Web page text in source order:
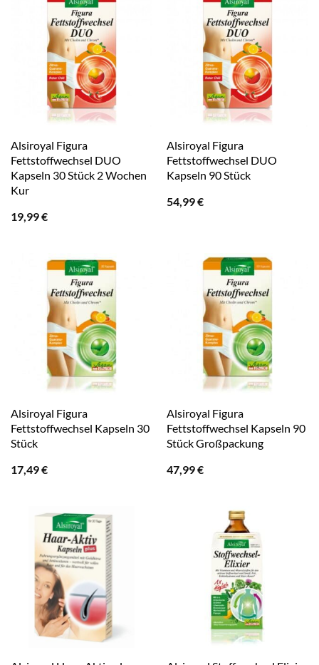
Alsiroyal Figura
Fettstoffwechsel DUO
Kapseln 30 Stück 2 Wochen
Kur
19,99€
Alsiroyal Figura
Fettstoffwechsel DUO
Kapseln 90 Stück
54,99€
Alsiroyal Figura
Fettstoffwechsel Kapseln 30
Stück
17,49€
Alsiroyal Figura
Fettstoffwechsel Kapseln 90
Stück Großpackung
47,99€